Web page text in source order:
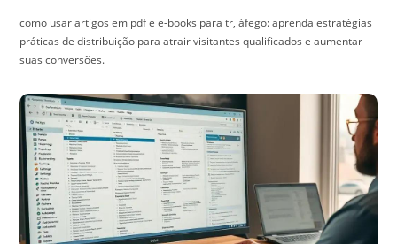
como usar artigos em pdf e e-books para tr, áfego: aprenda estratégias
práticas de distribuição para atrair visitantes qualificados e aumentar
suas conversões.